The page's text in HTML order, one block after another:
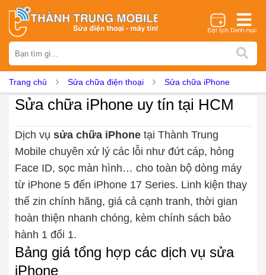
iPhone Samsung Oppo Xiaomi Realme Vivo
Huawei Nokia
Asus Sony Vertu LG Tecno
Dịch vụ sửa chữa
Thay màn hình Thay pin Ép kính Thay camera
Thay loa Thay kính lưng Thay vỏ Thay chân sạc
Thay mic Thay rung Thay main Unlock - Mở Khoá
Thay màn hình
Màn hình iPhone
Màn hình Xiaomi Màn hình Realme Màn hình Vivo
Trang chủ Sửa chữa điện thoại Sửa chữa iPhone
Sửa chữa iPhone uy tín tại HCM
Dịch vụ sửa chữa iPhone tại Thành Trung
Mobile chuyên xử lý các lỗi như đứt cáp, hỏng
Face ID, sọc màn hình… cho toàn bộ dòng máy
từ iPhone 5 đến iPhone 17 Series. Linh kiện thay
thế zin chính hãng, giá cả cạnh tranh, thời gian
hoàn thiện nhanh chóng, kèm chính sách bảo
hành 1 đổi 1.
Bảng giá tổng hợp các dịch vụ sửa
iPhone